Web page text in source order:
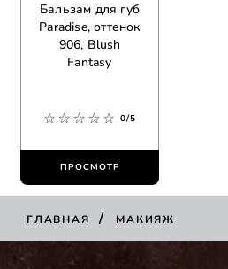
Бальзам для губ
Paradise, оттенок
906, Blush
Fantasy
0/5
ПРОСМОТР
ГЛАВНАЯ / МАКИЯЖ